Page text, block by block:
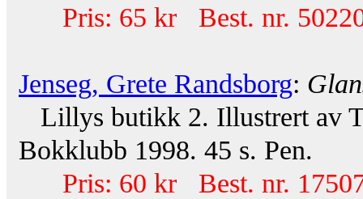
Pris: 65 kr Best. nr.
Jenseg, Grete Randsborg:
Lillys butikk 2. Illustrert av
Bokklubb 1998. 45 s. Pen.
Pris: 60 kr Best. nr.